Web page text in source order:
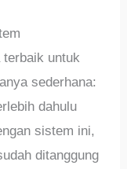
untuk
sederhana:
dahulu
sistem ini,
ditanggung